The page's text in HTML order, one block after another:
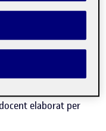
de l'estudiant en el
en línia.
i/o vídeo de
docents en
elaborat per